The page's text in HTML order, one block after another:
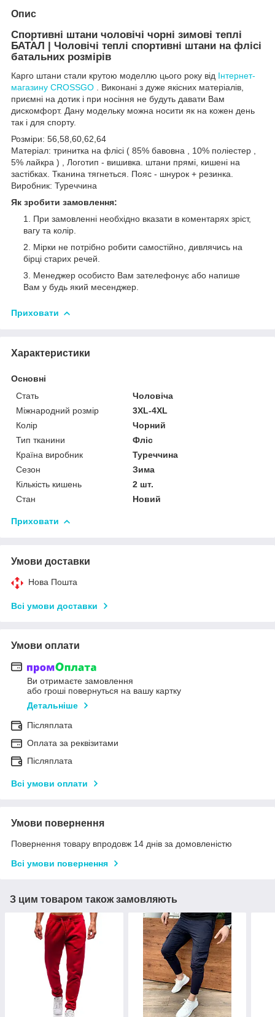
Опис
Спортивні штани чоловічі чорні зимові теплі
БАТАЛ | Чоловічі теплі спортивні штани на флісі
батальних розмірів
Карго штани стали крутою моделлю цього року від Інтернет-
магазину CROSSGO
. Виконані з дуже якісних матеріалів,
приємні на дотик і при носіння не будуть давати Вам
дискомфорт. Дану модельку можна носити як на кожен день
так і для спорту.
Розміри: 56,58,60,62,64
Матеріал: тринитка на флісі ( 85% бавовна , 10% поліестер ,
5% лайкра ) , Логотип - вишивка. штани прямі, кишені на
застібках. Тканина тягнеться. Пояс - шнурок + резинка.
Виробник: Туреччина
Як зробити замовлення:
При замовленні необхідно вказати в коментарях зріст,
вагу та колір.
Мірки не потрібно робити самостійно, дивлячись на
бірці старих речей.
Менеджер особисто Вам зателефонує або напише
Вам у будь який месенджер.
Приховати
Характеристики
Основні
Стать
Чоловіча
Міжнародний розмір
3XL-4XL
Колір
Чорний
Тип тканини
Фліс
Країна виробник
Туреччина
Сезон
Зима
Кількість кишень
2 шт.
Стан
Новий
Приховати
Умови доставки
Нова Пошта
Всі умови доставки
Умови оплати
Ви отримаєте замовлення
або гроші повернуться на вашу картку
Детальніше
Післяплата
Оплата за реквізитами
Післяплата
Всі умови оплати
Умови повернення
Повернення товару впродовж 14 днів за домовленістю
Всі умови повернення
З цим товаром також замовляють